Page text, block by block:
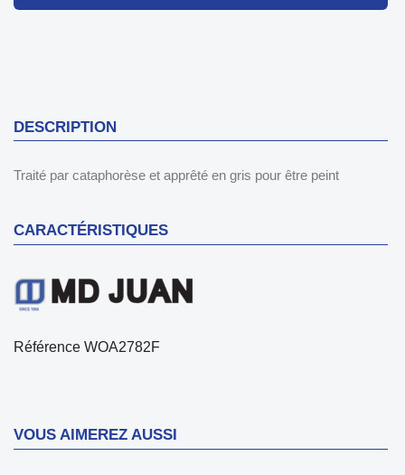
DESCRIPTION
Traité par cataphorèse et apprêté en gris pour être peint
CARACTÉRISTIQUES
Référence WOA2782F
VOUS AIMEREZ AUSSI